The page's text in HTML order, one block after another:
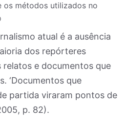
os métodos utilizados no
atual é a ausência
dos repórteres
e documentos que
‘Documentos que
partida viraram pontos de
p. 82).